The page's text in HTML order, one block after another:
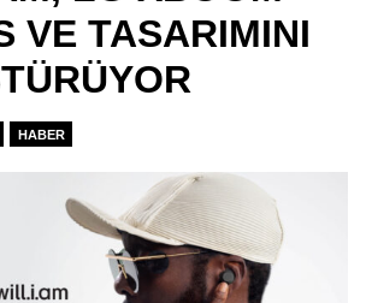
VE TASARIMINI
HABER